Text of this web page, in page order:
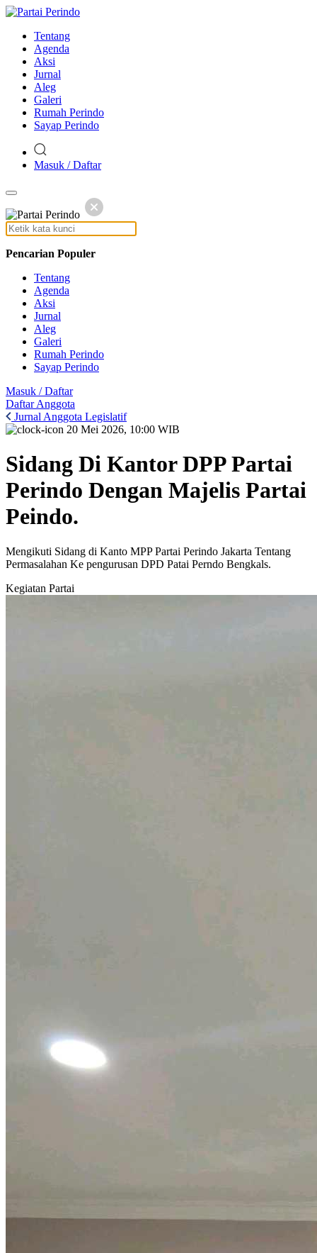
Tentang
Agenda
Aksi
Jurnal
Aleg
Galeri
Rumah Perindo
Sayap Perindo
Masuk / Daftar
Pencarian Populer
Tentang
Agenda
Aksi
Jurnal
Aleg
Galeri
Rumah Perindo
Sayap Perindo
Masuk / Daftar
Daftar Anggota
Jurnal Anggota Legislatif
20 Mei 2026, 10:00 WIB
Sidang Di Kantor DPP Partai
Perindo Dengan Majelis Partai
Peindo.
Mengikuti Sidang di Kanto MPP Partai Perindo Jakarta Tentang
Permasalahan Ke pengurusan DPD Patai Perndo Bengkals.
Kegiatan Partai